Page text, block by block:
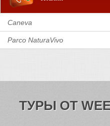
Caneva
Parco NaturaVivo
ТУРЫ ОТ